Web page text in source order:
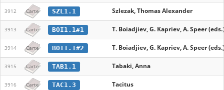
3912 Carte SZL1.1 Szlezak, Thomas Alexander
3913 Carte BOI1.1#1 T. Boiadjiev, G. Kapriev, A. Speer (eds.)
3914 Carte BOI1.1#2 T. Boiadjiev, G. Kapriev, A. Speer (eds.)
3915 Carte TAB1.1 Tabaki, Anna
3916 Carte TAC1.3 Tacitus